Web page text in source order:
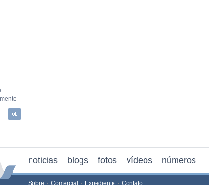
noticias blogs fotos vídeos números
Sobre Comercial Expediente Contato